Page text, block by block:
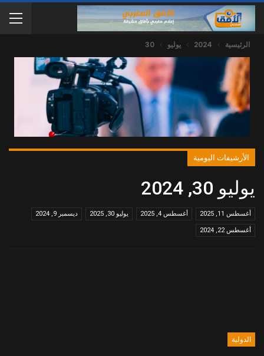
الرئيسية 2024 يوليو 30
الأرشيفات اليومية
يوليو 30, 2024
أغسطس 11, 2025 أغسطس 4, 2025 يوليو 30, 2025 ديسمبر 9, 2024
أغسطس 22, 2024
الدولية